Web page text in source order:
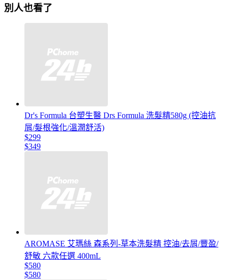
別人也看了
Dr's Formula 台塑生醫 Drs Formula 洗髮精580g (控油抗
屑/髮根強化/溫潤舒活)
$299
$349
AROMASE 艾瑪絲 森系列-草本洗髮精 控油/去屑/豐盈/
舒敏 六款任選 400mL
$580
$580